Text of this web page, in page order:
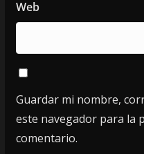
Web
Guardar mi nombre,
este navegador para la
comentario.